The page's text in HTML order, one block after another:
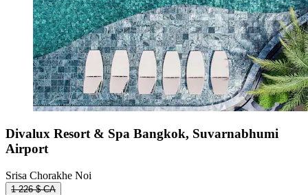
Divalux Resort & Spa Bangkok, Suvarnabhumi
Airport
Srisa Chorakhe Noi
1 226 $ CA